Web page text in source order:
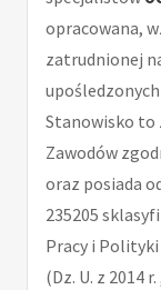
opracowana,
zatrudnionej
Stanowisko to
Zawodów
oraz posiada
235205
Pracy i Polityki
(Dz. U. z 2014